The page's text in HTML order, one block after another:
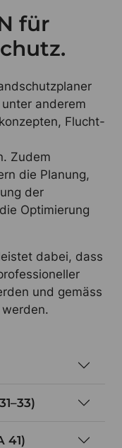
für
anderem
Flucht-
Zudem
die Planung,
der
Optimierung
dabei, dass
und gemäss
41)